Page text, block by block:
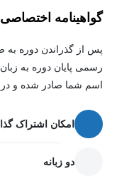
گواهینامه اختصاصی
پس از گذراندن دوره به
رسمی پایان دوره به
اسم شما صادر شده و در
امکان اشتراک
دو زبانه